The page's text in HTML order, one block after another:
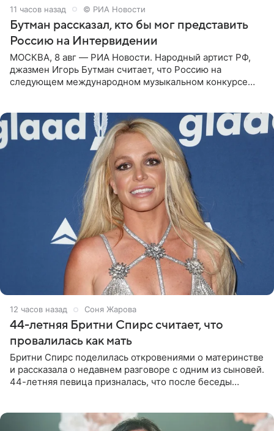
11 часов назад © РИА Новости
Бутман рассказал, кто бы мог представить
Россию на Интервидении
МОСКВА, 8 авг — РИА Новости. Народный артист РФ,
джазмен Игорь Бутман считает, что Россию на
следующем международном музыкальном конкурсе
12 часов назад Соня Жарова
44-летняя Бритни Спирс считает, что
провалилась как мать
Бритни Спирс поделилась откровениями о материнстве
и рассказала о недавнем разговоре с одним из сыновей.
44-летняя певица призналась, что после беседы